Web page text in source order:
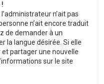
n’ait pas
n’ait encore traduit
de demander à un
la langue désirée. Si elle
et partager une nouvelle
sur le site